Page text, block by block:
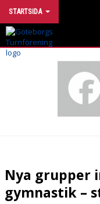
STARTSIDA
INTRESSEANMÄLAN
UTVECKLINGSMODELL
STÖTTA TURN
Nya grupper
gymnastik –